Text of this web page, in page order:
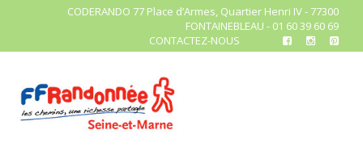
CODERANDO 77 Place d’Armes, Quartier Henri IV - 77300
FONTAINEBLEAU - 01 60 39 60 69
CONTACTEZ-NOUS